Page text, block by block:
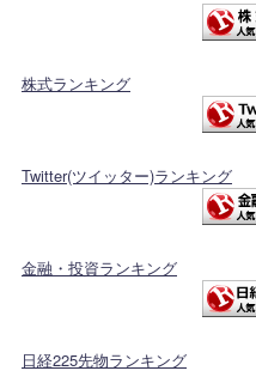
株式ランキング
Twitter(ツイッター)ランキング
金融・投資ランキング
日経225先物ランキング